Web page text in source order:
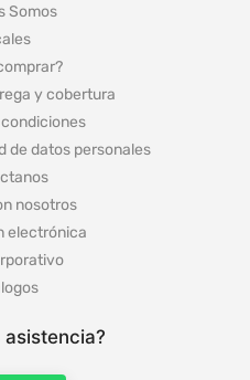
Somos
y cobertura
de datos personales
nosotros
electrónica